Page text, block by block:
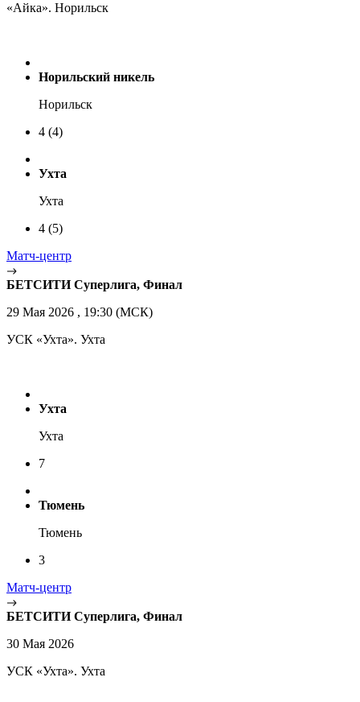
«Айка». Норильск
Норильский никель
Норильск
4 (4)
Ухта
Ухта
4 (5)
Матч-центр
БЕТСИТИ Суперлига, Финал
29 Мая 2026 , 19:30 (МСК)
УСК «Ухта». Ухта
Ухта
Ухта
7
Тюмень
Тюмень
3
Матч-центр
БЕТСИТИ Суперлига, Финал
30 Мая 2026
УСК «Ухта». Ухта